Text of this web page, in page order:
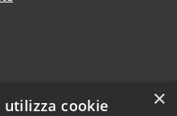
×
cookie